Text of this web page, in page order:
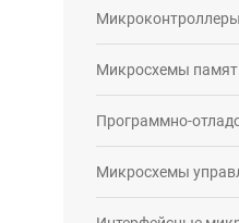
Микросхемы
Программно-
Микросхемы